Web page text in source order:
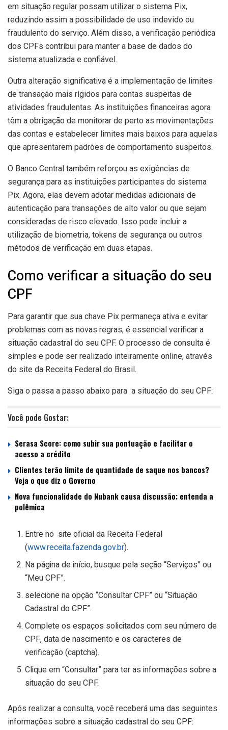
em situação regular possam utilizar o sistema Pix,
reduzindo assim a possibilidade de uso indevido ou
fraudulento do serviço. Além disso, a verificação periódica
dos CPFs contribui para manter a base de dados do
sistema atualizada e confiável.
Outra alteração significativa é a implementação de limites
de transação mais rígidos para contas suspeitas de
atividades fraudulentas. As instituições financeiras agora
têm a obrigação de monitorar de perto as movimentações
das contas e estabelecer limites mais baixos para aquelas
que apresentarem padrões de comportamento suspeitos.
O Banco Central também reforçou as exigências de
segurança para as instituições participantes do sistema
Pix. Agora, elas devem adotar medidas adicionais de
autenticação para transações de alto valor ou que sejam
consideradas de risco elevado. Isso pode incluir a
utilização de biometria, tokens de segurança ou outros
métodos de verificação em duas etapas.
Como verificar a situação do seu
CPF
Para garantir que sua chave Pix permaneça ativa e evitar
problemas com as novas regras, é essencial verificar a
situação cadastral do seu CPF. O processo de consulta é
simples e pode ser realizado inteiramente online, através
do site da Receita Federal do Brasil.
Siga o passa a passo abaixo para a situação do seu CPF:
Você pode Gostar:
Serasa Score: como subir sua pontuação e facilitar o
acesso a crédito
Clientes terão limite de quantidade de saque nos bancos?
Veja o que diz o Governo
Nova funcionalidade do Nubank causa discussão; entenda a
polêmica
Entre no site oficial da Receita Federal
(www.receita.fazenda.gov.br).
Na página de início, busque pela seção “Serviços” ou
“Meu CPF”.
selecione na opção “Consultar CPF” ou “Situação
Cadastral do CPF”.
Complete os espaços solicitados com seu número de
CPF, data de nascimento e os caracteres de
verificação (captcha).
Clique em “Consultar” para ter as informações sobre a
situação do seu CPF.
Após realizar a consulta, você receberá uma das seguintes
informações sobre a situação cadastral do seu CPF: